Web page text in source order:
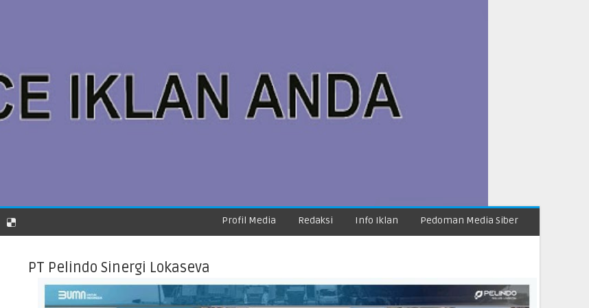
Profil Media Redaksi Info Iklan Pedoman Media Siber
PT Pelindo Sinergi Lokaseva